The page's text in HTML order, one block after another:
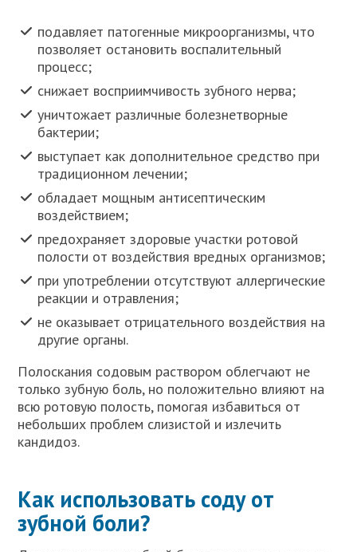
подавляет патогенные микроорганизмы, что
позволяет остановить воспалительный
процесс;
снижает восприимчивость зубного нерва;
уничтожает различные болезнетворные
бактерии;
выступает как дополнительное средство при
традиционном лечении;
обладает мощным антисептическим
воздействием;
предохраняет здоровые участки ротовой
полости от воздействия вредных организмов;
при употреблении отсутствуют аллергические
реакции и отравления;
не оказывает отрицательного воздействия на
другие органы.
Полоскания содовым раствором облегчают не
только зубную боль, но положительно влияют на
всю ротовую полость, помогая избавиться от
небольших проблем слизистой и излечить
кандидоз.
Как использовать соду от
зубной боли?